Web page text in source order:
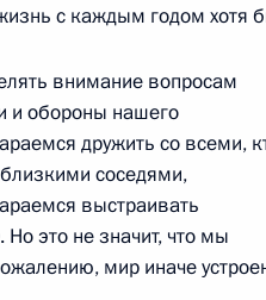
Валдис Затлерс
и
с каждым годом хотя
внимание вопросам
и обороны нашего
дружить со всеми,
соседями,
выстраивать
это не значит, что мы
мир иначе